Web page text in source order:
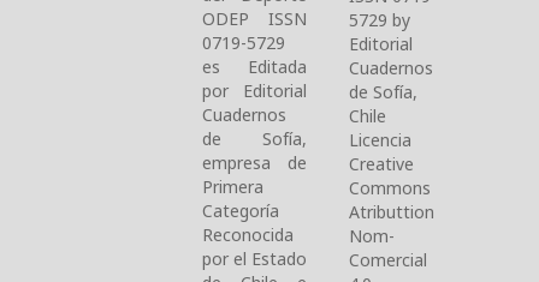
ODEP ISSN
0719-5729
es Editada
por Editorial
Cuadernos
de Sofía,
empresa de
Primera
Categoría
Reconocida
por el Estado
5729 by
Editorial
Cuadernos
de Sofía,
Chile
Licencia
Creative
Commons
Atributtion
Nom-
Comercial